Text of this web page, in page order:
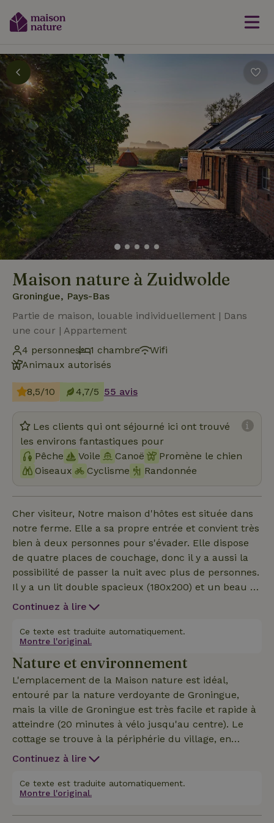
Maison nature à Zuidwolde
Groningue, Pays-Bas
Partie de maison, louable individuellement | Dans
une cour | Appartement
4 personnes
1 chambre
Wifi
Animaux autorisés
8,5/10 4,7/5 55 avis
Les clients qui ont séjourné ici ont trouvé
les environs fantastiques pour
Pêche
Voile Canoë
Promène le chien
Oiseaux
Cyclisme Randonnée
Cher visiteur, Notre maison d'hôtes est située dans
notre ferme. Elle a sa propre entrée et convient très
bien à deux personnes pour s'évader. Elle dispose
de quatre places de couchage, donc il y a aussi la
possibilité de passer la nuit avec plus de personnes.
Il y a un lit double spacieux (180x200) et un beau lit
superposé spacieux (80x200 cm). Il y a beaucoup
vaisselle et un lave-linge. Tu peux profiter de
beaucoup d'intimité et avoir ta propre petite
terrasse. Tu peux aussi mettre tes propres vélos en
sécurité et au sec dans la remise et les recharger si
nécessaire. La maison d'hôtes dispose d'une cuisine
spacieuse. Les chiens sont les bienvenus sur
arrangement et une petite tente pour tout visiteur
est possible sur arrangement. Les pellets pour le
Continuez à lire
Ce texte est traduite automatiquement.
Montre l'original.
Nature et environnement
L'emplacement de la Maison nature est idéal,
entouré par la nature verdoyante de Groningue,
mais la ville de Groningue est très facile et rapide à
atteindre (20 minutes à vélo jusqu'au centre). Le
cottage se trouve à la périphérie du village, en
bordure des champs verts de Zuidwolde. Depuis le
"Groene Ommetje") ou faire une excursion à vélo
vers les plus beaux endroits et villages de
Groningue. Les beaux villages à proximité sont
Continuez à lire
Ce texte est traduite automatiquement.
Montre l'original.